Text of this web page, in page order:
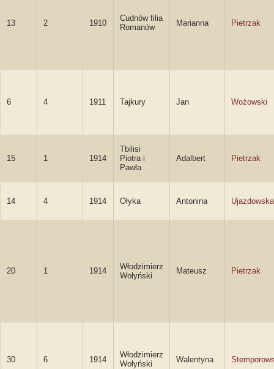
13 2 1910
Cudnów filia
Romanów
Marianna Pietrzak
6 4 1911 Tajkury Jan Wożowski
15 1 1914
Tbilisi
Piotra i
Pawła
Adalbert Pietrzak
14 4 1914 Ołyka Antonina Ujazdowska
20 1 1914
Włodzimierz
Wołyński
Mateusz Pietrzak
30 6 1914
Włodzimierz
Wołyński
Walentyna